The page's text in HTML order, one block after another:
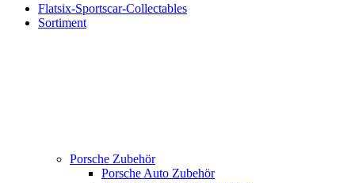
Flatsix-Sportscar-Collectables
Sortiment
Porsche Zubehör
Porsche Auto Zubehör